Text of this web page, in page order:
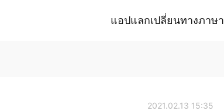
แอปแลกเปลี่ยนทางภาษา
2021.02.13 15:35